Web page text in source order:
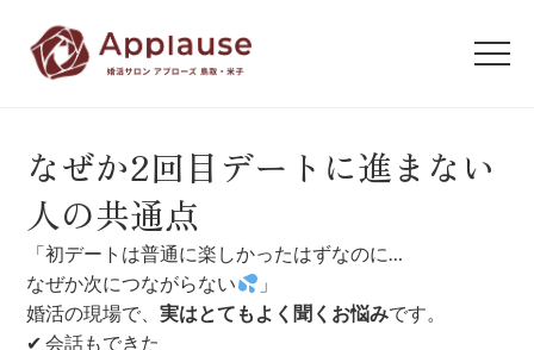
なぜか2回目デートに進まない
人の共通点
「初デートは普通に楽しかったはずなのに…
なぜか次につながらない
」
婚活の現場で、実はとてもよく聞くお悩みです。
✔ 会話もできた